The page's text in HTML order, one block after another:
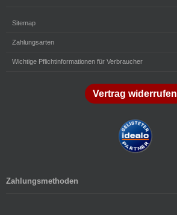
Sitemap
Zahlungsarten
Wichtige Pflichtinformationen für Verbraucher
Vertrag widerrufen
Zahlungsmethoden